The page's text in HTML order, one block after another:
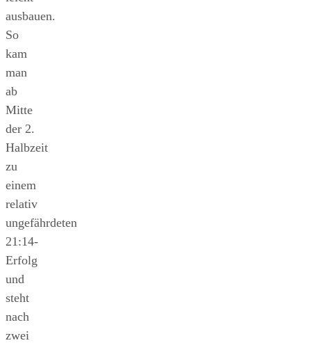
ausbauen.
So
kam
man
ab
Mitte
der 2.
Halbzeit
zu
einem
relativ
ungefährdeten
21:14-
Erfolg
und
steht
nach
zwei